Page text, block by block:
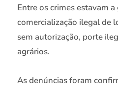
Entre os crimes estavam
comercialização ilegal de
sem autorização, porte
agrários.
As denúncias foram